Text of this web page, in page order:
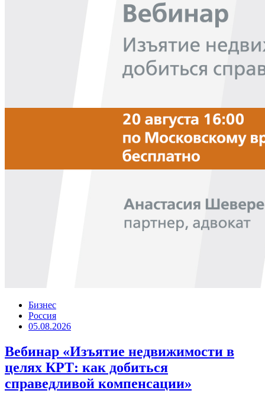
Бизнес
Россия
05.08.2026
Вебинар «Изъятие недвижимости в
целях КРТ: как добиться
справедливой компенсации»